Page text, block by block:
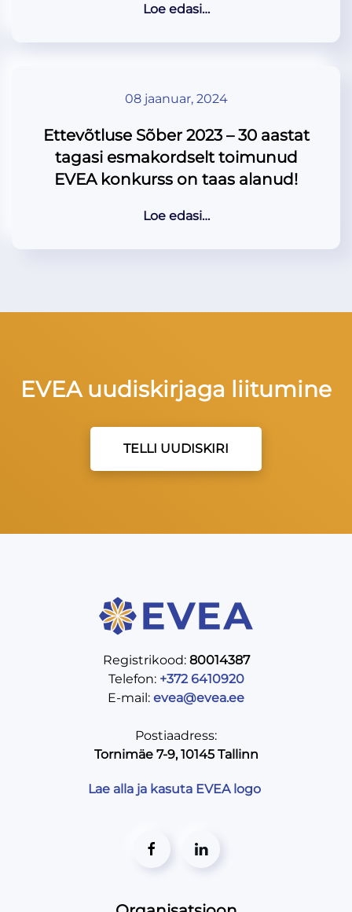
Loe edasi…
08 jaanuar, 2024
Ettevõtluse Sõber 2023 – 30 aastat
tagasi esmakordselt toimunud
EVEA konkurss on taas alanud!
Loe edasi…
EVEA uudiskirjaga liitumine
TELLI UUDISKIRI
Registrikood: 80014387
Telefon: +372 6410920
E-mail: evea@evea.ee
Postiaadress:
Tornimäe 7-9, 10145 Tallinn
Lae alla ja kasuta EVEA logo